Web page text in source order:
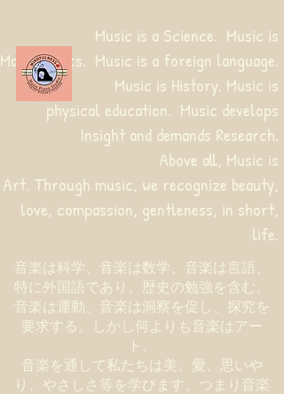
音楽は科学、音楽は数学、音楽は言語、
特に外国語であり、歴史の勉強を含む。
音楽は運動、音楽は洞察を促し、探究を
要求する。しかし何よりも音楽はアー
ト。
音楽を通して私たちは美、愛、思いや
り、やさしさ等を学びます。つまり音楽
Music is a Science. Music is
Mathematics. Music is a foreign language.
Music is History. Music is
physical education. Music develops
Insight and demands Research.
Above all, Music is
Art. Through music, we recognize beauty,
love, compassion, gentleness, in short,
life.